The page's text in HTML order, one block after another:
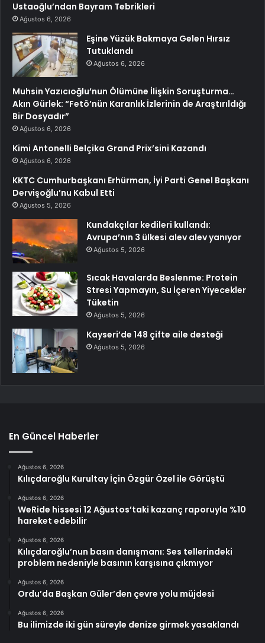
Ustaoğlu’ndan Bayram Tebrikleri
Ağustos 6, 2026
Eşine Yüzük Bakmaya Gelen Hırsız
Tutuklandı
Ağustos 6, 2026
Muhsin Yazıcıoğlu’nun Ölümüne İlişkin Soruşturma…
Akın Gürlek: “Fetö’nün Karanlık İzlerinin de Araştırıldığı
Bir Dosyadır”
Ağustos 6, 2026
Kimi Antonelli Belçika Grand Prix’sini Kazandı
Ağustos 6, 2026
KKTC Cumhurbaşkanı Erhürman, İyi Parti Genel Başkanı
Dervişoğlu’nu Kabul Etti
Ağustos 5, 2026
Kundakçılar kedileri kullandı:
Avrupa’nın 3 ülkesi alev alev yanıyor
Ağustos 5, 2026
Sıcak Havalarda Beslenme: Protein
Stresi Yapmayın, Su İçeren Yiyecekler
Tüketin
Ağustos 5, 2026
Kayseri’de 148 çifte aile desteği
Ağustos 5, 2026
En Güncel Haberler
Ağustos 6, 2026
Kılıçdaroğlu Kurultay İçin Özgür Özel ile Görüştü
Ağustos 6, 2026
WeRide hissesi 12 Ağustos’taki kazanç raporuyla %10
hareket edebilir
Ağustos 6, 2026
Kılıçdaroğlu’nun basın danışmanı: Ses tellerindeki
problem nedeniyle basının karşısına çıkmıyor
Ağustos 6, 2026
Ordu’da Başkan Güler’den çevre yolu müjdesi
Ağustos 6, 2026
Bu ilimizde iki gün süreyle denize girmek yasaklandı